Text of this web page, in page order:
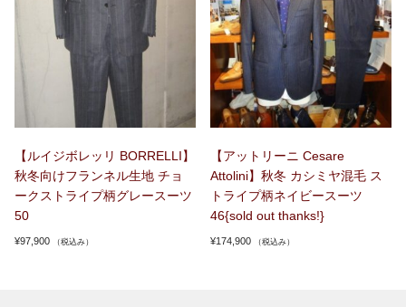
【ルイジボレッリ BORRELLI】
秋冬向けフランネル生地 チョ
ークストライプ柄グレースーツ
50
¥97,900 （税込み）
【アットリーニ Cesare
Attolini】秋冬 カシミヤ混毛 ス
トライプ柄ネイビースーツ
46{sold out thanks!}
¥174,900 （税込み）